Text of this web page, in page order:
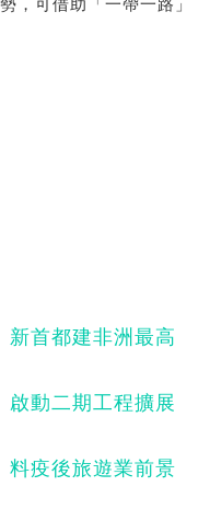
首都建非洲最高
動二期工程擴展
疫後旅遊業前景